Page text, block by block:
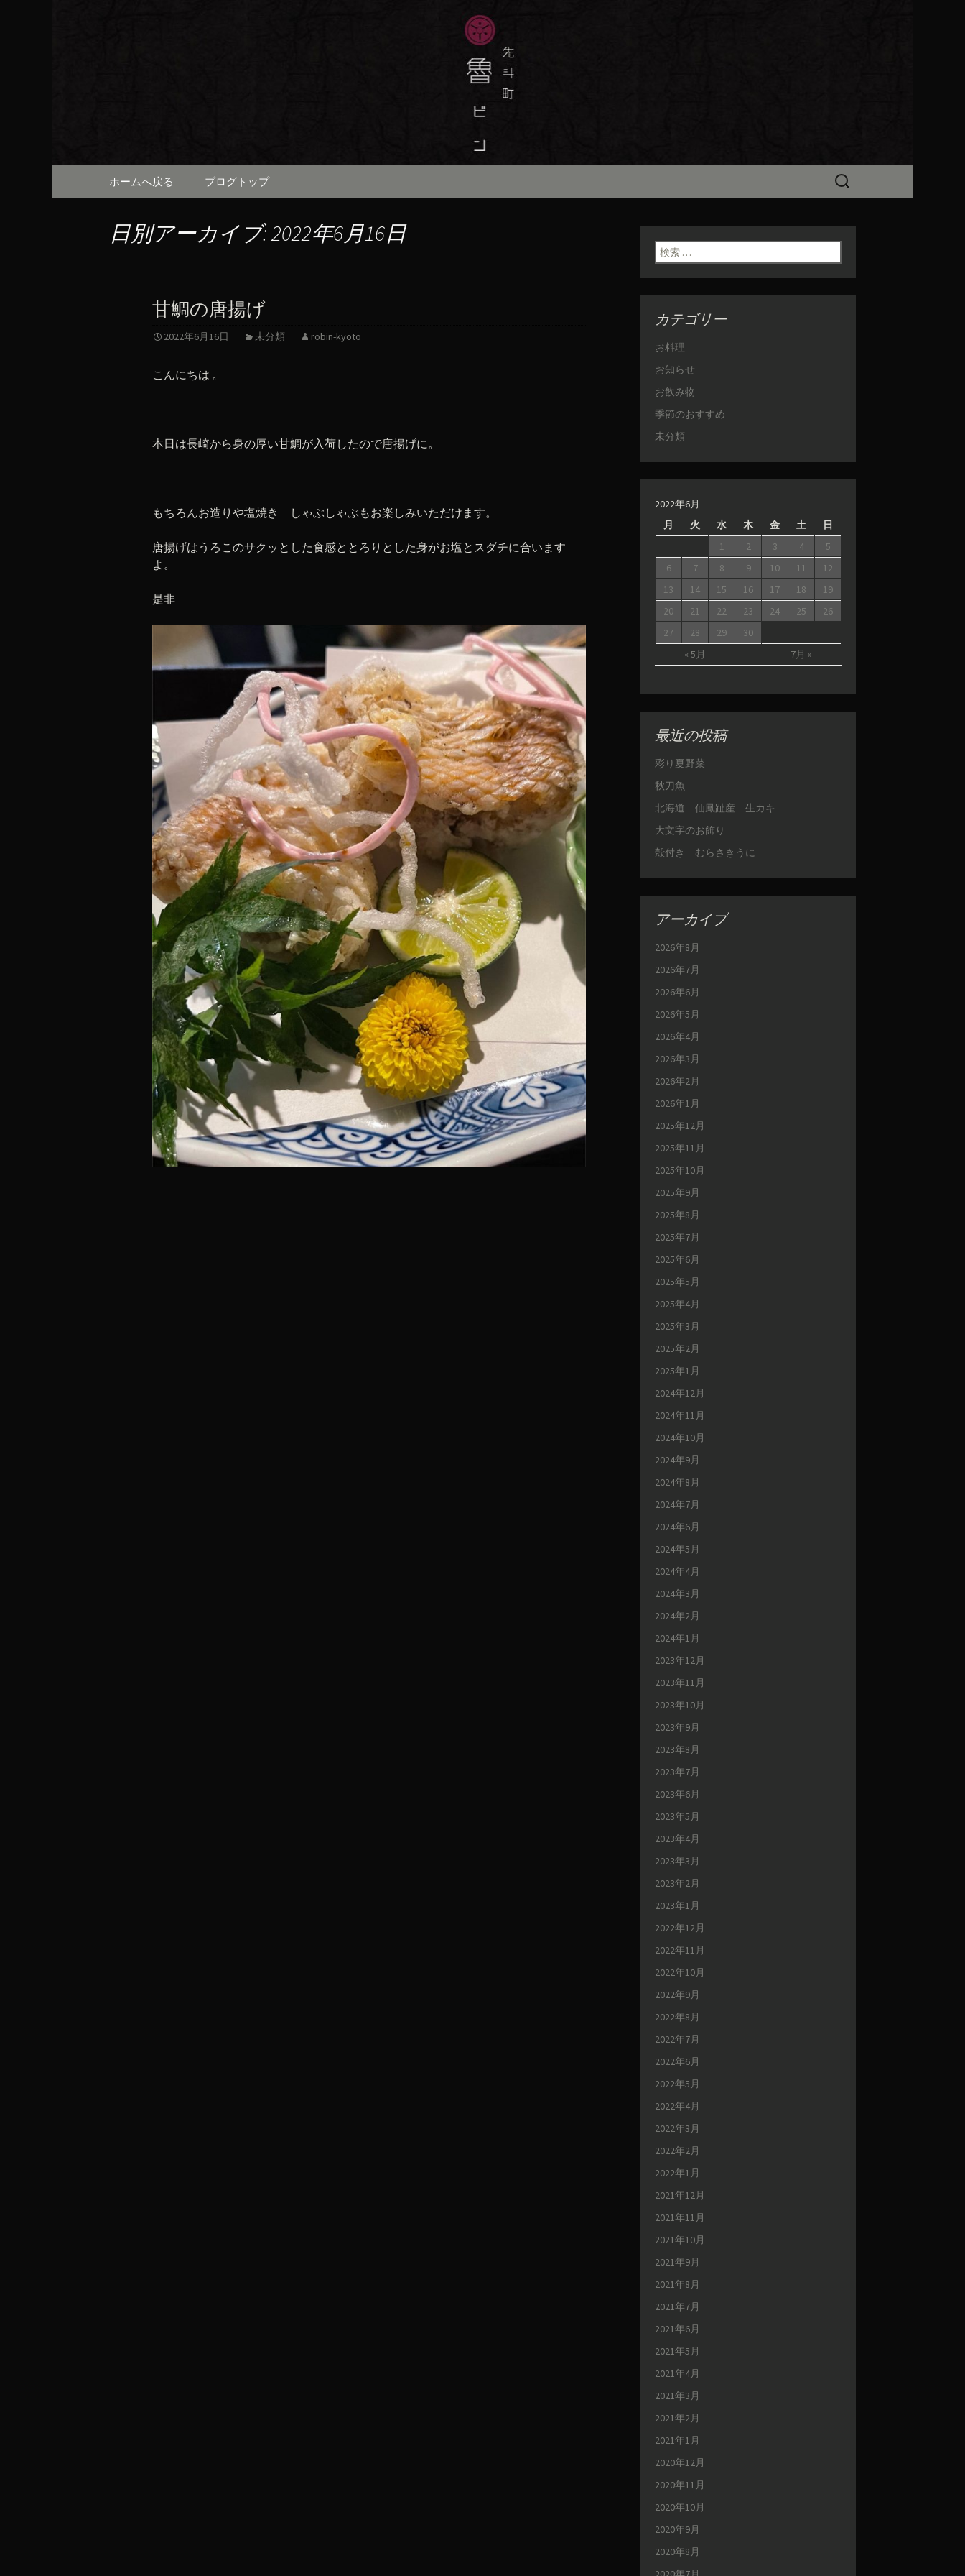
京都・先斗町の京料理・和食「魯ビン
（ろびん）」の公式ブログ
京都・先斗町の京町家で美味しい季節の京料理・和食が自慢の「魯ビン（ろびん）」がお店からのお
知らせや、お料理について最新情報をおとどけします。
コンテンツへ移動
ホームへ戻る ブログトップ
検
日別アーカイブ: 2022年6月16日
甘鯛の唐揚げ
2022年6月16日 未分類 robin-kyoto
こんにちは 。
本日は長崎から身の厚い甘鯛が入荷したので唐揚げに。
もちろんお造りや塩焼き しゃぶしゃぶもお楽しみいただけます。
唐揚げはうろこのサクッとした食感ととろりとした身がお塩とスダチに合います
よ。
是非
検索:
カテゴリー
お料理
お知らせ
お飲み物
季節のおすすめ
未分類
2022年6月
月
火 水 木 金 土 日
« 5月 7月 »
1 2 3 4
5
6
7 8 9 10 11
12
13
14 15 16 17 18
19
20
21 22 23 24 25
26
27
28 29 30
最近の投稿
彩り夏野菜
秋刀魚
北海道 仙鳳趾産 生カキ
大文字のお飾り
殻付き むらさきうに
アーカイブ
2026年8月
2026年7月
2026年6月
2026年5月
2026年4月
2026年3月
2026年2月
2026年1月
2025年12月
2025年11月
2025年10月
2025年9月
2025年8月
2025年7月
2025年6月
2025年5月
2025年4月
2025年3月
2025年2月
2025年1月
2024年12月
2024年11月
2024年10月
2024年9月
2024年8月
2024年7月
2024年6月
2024年5月
2024年4月
2024年3月
2024年2月
2024年1月
2023年12月
2023年11月
2023年10月
2023年9月
2023年8月
2023年7月
2023年6月
2023年5月
2023年4月
2023年3月
2023年2月
2023年1月
2022年12月
2022年11月
2022年10月
2022年9月
2022年8月
2022年7月
2022年6月
2022年5月
2022年4月
2022年3月
2022年2月
2022年1月
2021年12月
2021年11月
2021年10月
2021年9月
2021年8月
2021年7月
2021年6月
2021年5月
2021年4月
2021年3月
2021年2月
2021年1月
2020年12月
2020年11月
2020年10月
2020年9月
2020年8月